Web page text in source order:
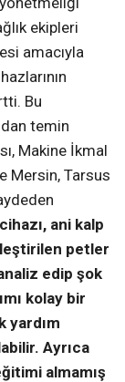
ekipleri
amacıyla
Bu
temin
Makine İkmal
Mersin, Tarsus
ani kalp
petler
edip şok
kolay bir
yardım
Ayrıca
almamış